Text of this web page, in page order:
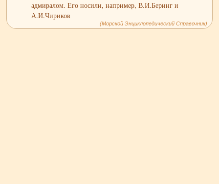
адмиралом. Его носили, например, В.И.Беринг и
А.И.Чириков
(Морской Энциклопедический Справочник)